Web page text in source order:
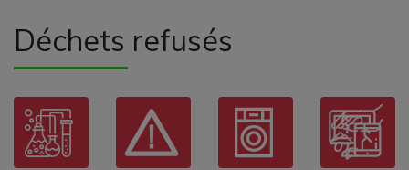
Déchets refusés